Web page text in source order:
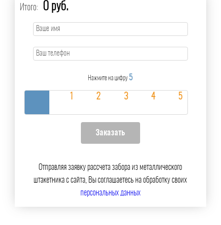
Итого: 0 руб.
Нажмите на цифру 5
Отправляя заявку рассчета забора из металлического
штакетника с сайта, Вы соглашаетесь на обработку своих
персональных данных